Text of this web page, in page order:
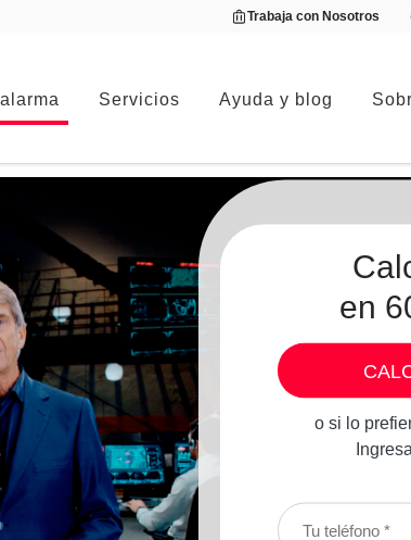
Trabaja con Nosotros
Servicios Ayuda y blog
en
o si lo